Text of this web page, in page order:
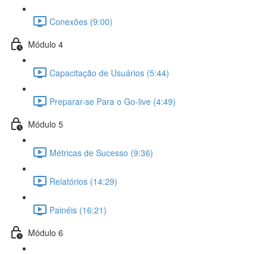
Conexões (9:00)
Módulo 4
Capacitação de Usuários (5:44)
Preparar-se Para o Go-live (4:49)
Módulo 5
Métricas de Sucesso (9:36)
Relatórios (14:29)
Painéis (16:21)
Módulo 6